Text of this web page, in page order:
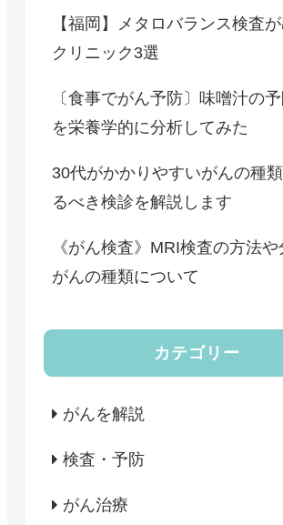
【福岡】メタロバランス検査
クリニック3選
〔食事でがん予防〕味噌汁の
を栄養学的に分析してみた
30代がかかりやすいがんの種
るべき検診を解説します
《がん検査》MRI検査の方法や
がんの種類について
カテゴリー
がんを解説
検査・予防
がん治療